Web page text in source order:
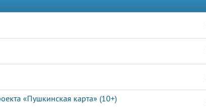
«Пушкинская карта» (10+)